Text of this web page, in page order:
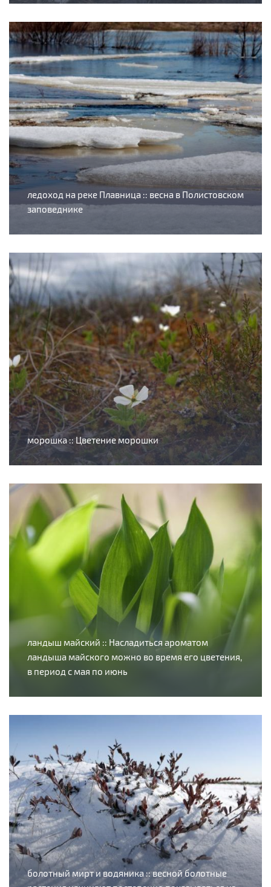
ледоход на реке Плавница :: весна в Полистовском
заповеднике
морошка :: Цветение морошки
ландыш майский :: Насладиться ароматом
ландыша майского можно во время его цветения,
в период с мая по июнь
болотный мирт и водяника :: весной болотные